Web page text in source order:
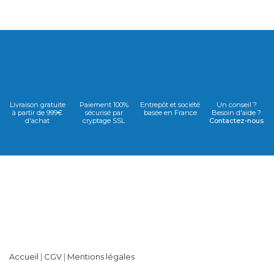
Livraison gratuite
à partir de 999€
d'achat
Paiement 100%
sécurisé par
cryptage SSL
Entrepôt et société
basée en France
Un conseil ?
Besoin d'aide ?
Contactez-nous
Accueil | CGV | Mentions légales